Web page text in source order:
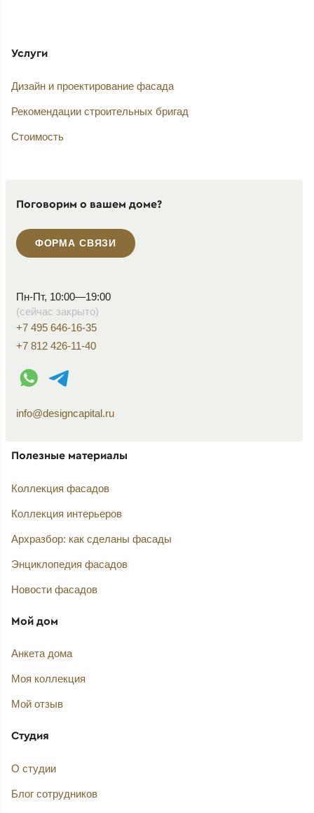
Услуги
Дизайн и проектирование фасада
Рекомендации строительных бригад
Стоимость
Поговорим о вашем доме?
ФОРМА СВЯЗИ
Пн-Пт, 10:00—19:00
(сейчас закрыто)
+7 495 646-16-35
+7 812 426-11-40
WhatsApp контакт
Telegram контакт
info@designcapital.ru
Полезные материалы
Коллекция фасадов
Коллекция интерьеров
Архразбор: как сделаны фасады
Энциклопедия фасадов
Новости фасадов
Мой дом
Анкета дома
Моя коллекция
Мой отзыв
Студия
О студии
Блог сотрудников